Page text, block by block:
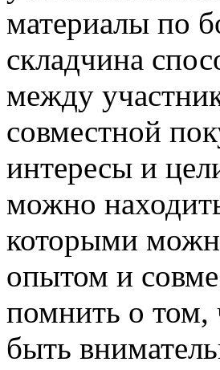
материалы по
складчина
между
совместной
интересы и
можно
которыми
опытом и
помнить о том,
быть